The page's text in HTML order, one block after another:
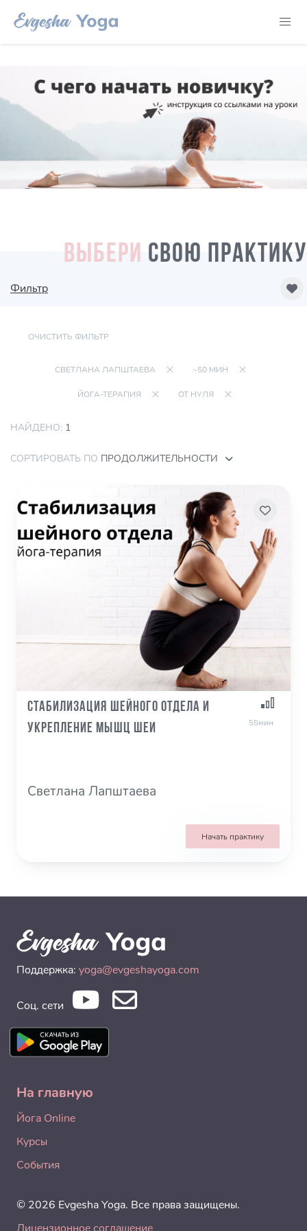
ВЫБЕРИ СВОЮ ПРАКТИКУ
Фильтр
ОЧИСТИТЬ ФИЛЬТР
СВЕТЛАНА ЛАПШТАЕВА ~50 МИН
ЙОГА-ТЕРАПИЯ ОТ НУЛЯ
НАЙДЕНО: 1
СОРТИРОВАТЬ ПО ПРОДОЛЖИТЕЛЬНОСТИ
Стабилизация шейного отдела и
укрепление мышц шеи
55мин
Светлана Лапштаева
Начать практику
Поддержка: yoga@evgeshayoga.com
Соц. сети
На главную
Йога Online
Курсы
События
© 2026 Evgesha Yoga. Все права защищены.